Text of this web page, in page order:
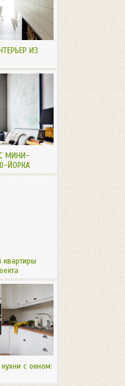
ИЗ
МИНИ-
ЙОРКА
квартиры
с окном: